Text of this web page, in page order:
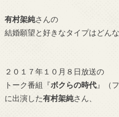
有村架純さんの
結婚願望と好きなタイプはどん
２０１７年１０月８日放送の
トーク番組『ボクらの時代』（
に出演した有村架純さん、